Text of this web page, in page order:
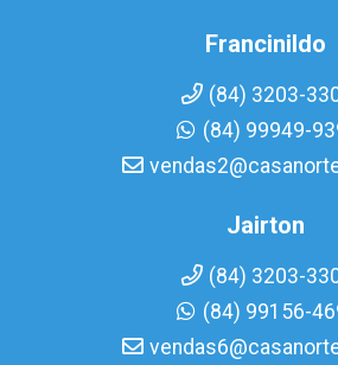
Francinildo
(84) 3203-
(84) 99949-
Jairton
(84) 3203-
(84) 99156-